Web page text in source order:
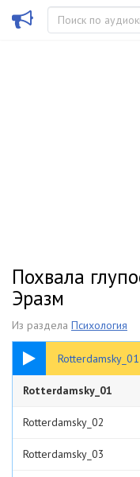
Похвала
Эразм
Из раздела Психология
Rotterdamsky_01
05:12
Rotterdamsky_01
Rotterdamsky_02
Rotterdamsky_03